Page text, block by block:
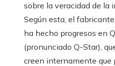
sobre la veracidad de la
Según esta, el
ha hecho progresos en
(pronunciado Q-Star),
creen internamente que